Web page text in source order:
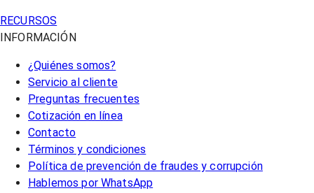
RECURSOS
INFORMACIÓN
¿Quiénes somos?
Servicio al cliente
Preguntas frecuentes
Cotización en línea
Contacto
Términos y condiciones
Política de prevención de fraudes y corrupción
Hablemos por WhatsApp